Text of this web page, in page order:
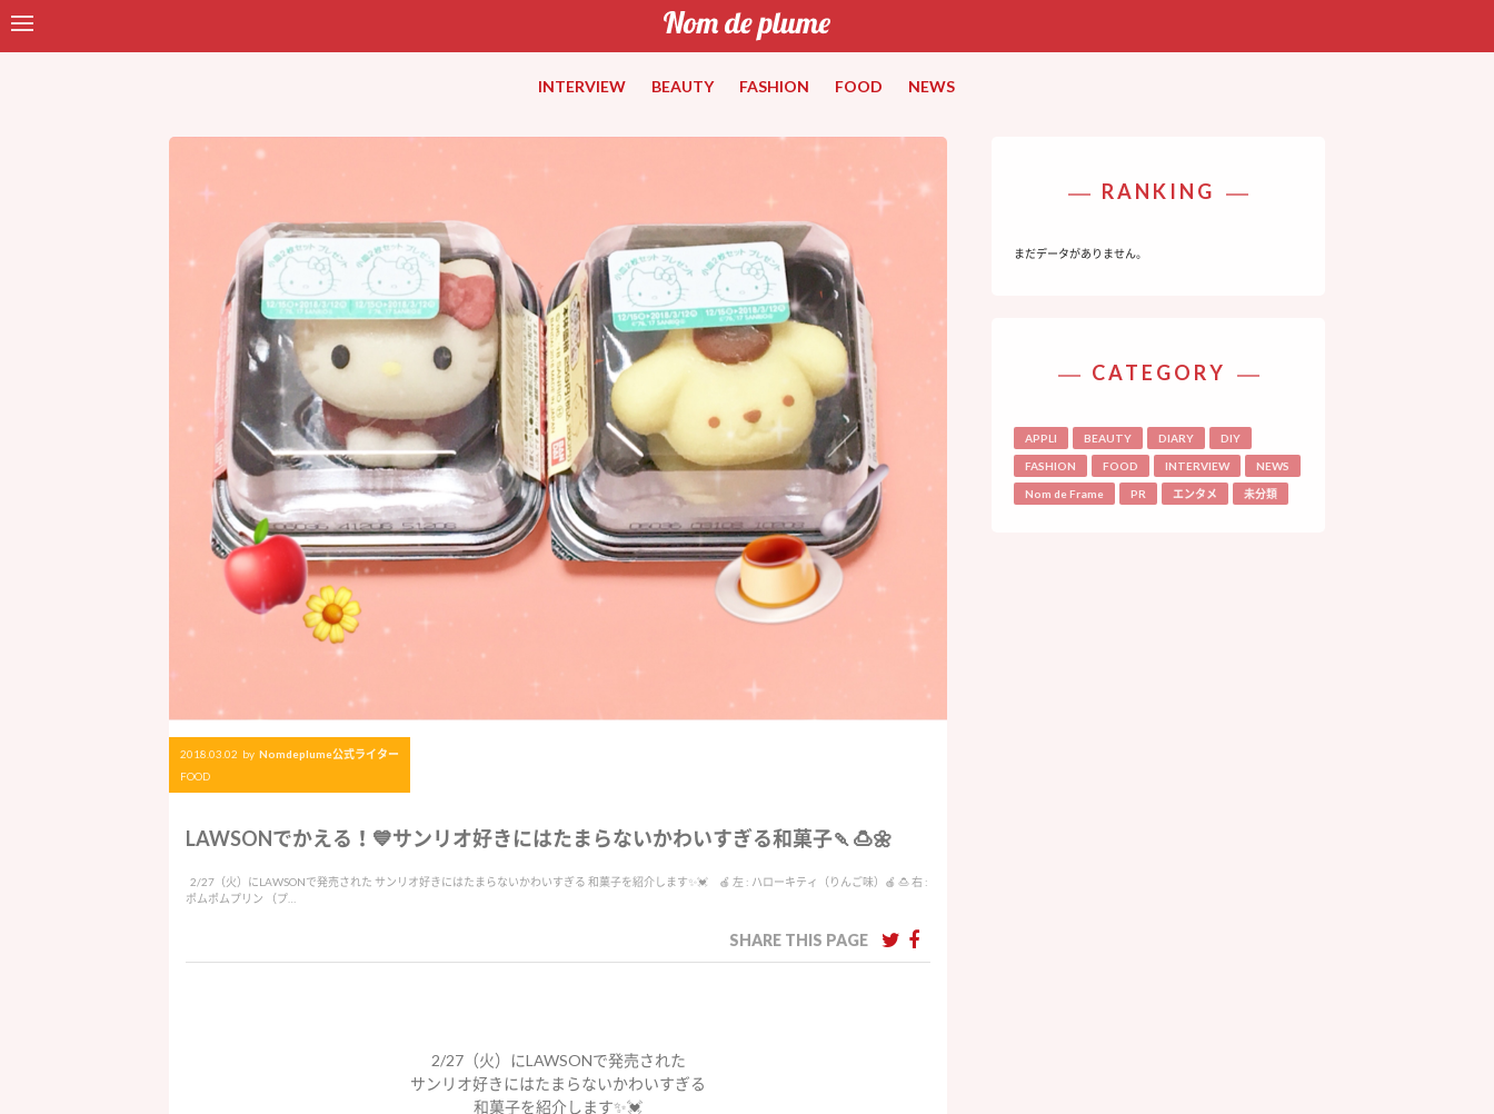
INTERVIEW BEAUTY FASHION FOOD NEWS
2018.03.02 by Nomdeplume公式ライター
FOOD
LAWSONでかえる！💙サンリオ好きにはたまらないかわいすぎる和菓子🍡🍮🌼
2/27（火）にLAWSONで発売された サンリオ好きにはたまらないかわいすぎる 和菓子を紹介します✨💓 🍎 左 : ハローキティ（りんご味）🍎 🍮 右 :
ポムポムプリン （プ…
SHARE THIS PAGE
2/27（火）にLAWSONで発売された
サンリオ好きにはたまらないかわいすぎる
和菓子を紹介します✨💓
RANKING
まだデータがありません。
CATEGORY
APPLI BEAUTY DIARY DIY
FASHION FOOD INTERVIEW NEWS
Nom de Frame PR エンタメ 未分類